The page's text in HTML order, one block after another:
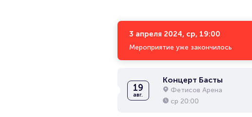
3 апреля 2024, ср, 19:00
Мероприятие уже закончилось
19
авг.
Концерт Басты
Фетисов Арена
ср 20:00